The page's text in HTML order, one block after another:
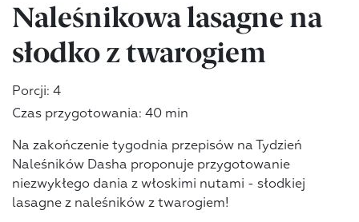
Naleśnikowa lasagne na
słodko z twarogiem
Porcji: 4
Czas przygotowania: 40 min
Na zakończenie tygodnia przepisów na Tydzień
Naleśników Dasha proponuje przygotowanie
niezwykłego dania z włoskimi nutami - słodkiej
lasagne z naleśników z twarogiem!